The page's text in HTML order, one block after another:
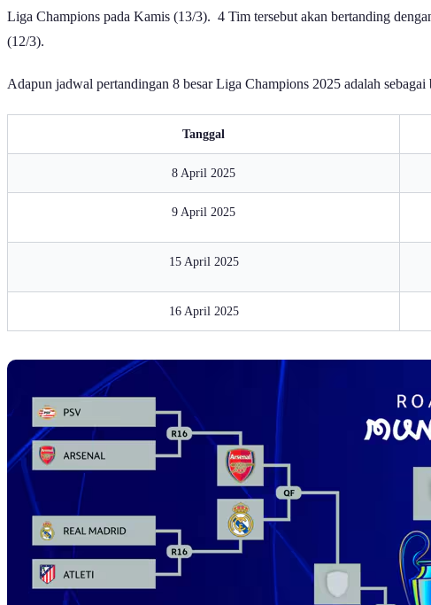
Liga Champions pada Kamis (13/3). 4 Tim tersebut akan bertanding
(12/3).
Adapun jadwal pertandingan 8 besar Liga Champions 2025 adalah sebagai
Tanggal
8 April 2025
9 April 2025
15 April 2025
16 April 2025